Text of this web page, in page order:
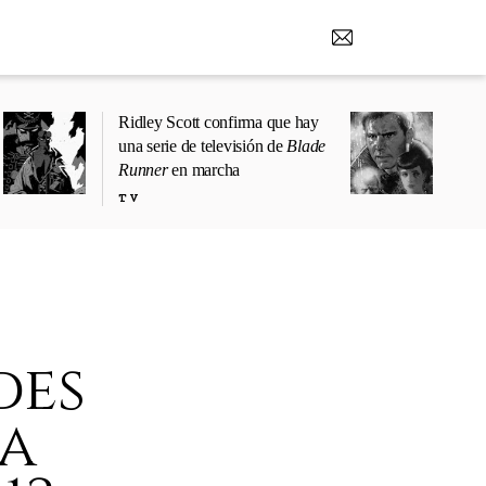
Ridley Scott confirma que hay
una serie de televisión de Blade
Runneren marcha
TV